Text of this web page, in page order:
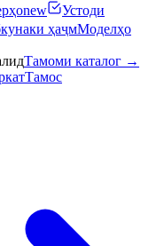
new
Устоди
ҳаҷмМоделҳо
Тамоми каталог →
Тамос